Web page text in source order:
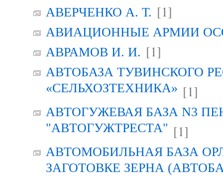
АВЕРЧЕНКО А. Т. [1]
АВИАЦИОННЫЕ АРМИИ
АВРАМОВ И. И. [1]
АВТОБАЗА ТУВИНСКОГО
«СЕЛЬХОЗТЕХНИКА» [1]
АВТОГУЖЕВАЯ БАЗА N3
"АВТОГУЖТРЕСТА" [1]
АВТОМОБИЛЬНАЯ БАЗА
ЗАГОТОВКЕ ЗЕРНА